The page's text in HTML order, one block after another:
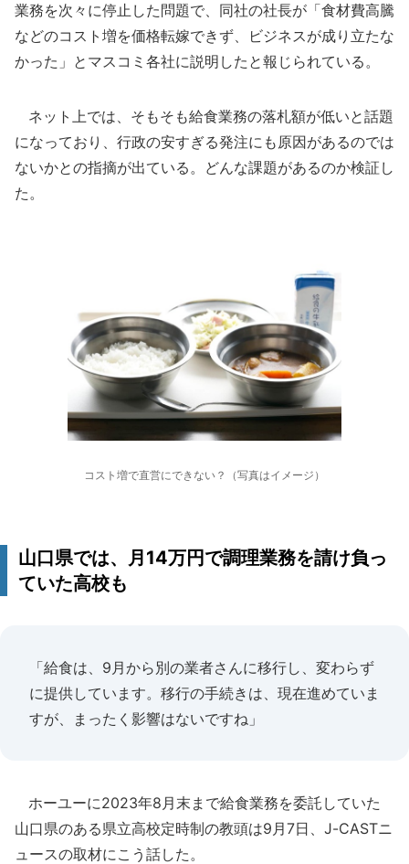
業務を次々に停止した問題で、同社の社長が「食材費高騰
などのコスト増を価格転嫁できず、ビジネスが成り立たな
かった」とマスコミ各社に説明したと報じられている。
ネット上では、そもそも給食業務の落札額が低いと話題
になっており、行政の安すぎる発注にも原因があるのでは
ないかとの指摘が出ている。どんな課題があるのか検証し
た。
コスト増で直営にできない？（写真はイメージ）
山口県では、月14万円で調理業務を請け負っ
ていた高校も
「給食は、9月から別の業者さんに移行し、変わらず
に提供しています。移行の手続きは、現在進めていま
すが、まったく影響はないですね」
ホーユーに2023年8月末まで給食業務を委託していた
山口県のある県立高校定時制の教頭は9月7日、J-CASTニ
ュースの取材にこう話した。